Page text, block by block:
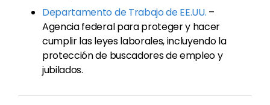
Departamento de Trabajo de EE.UU. –
Agencia federal para proteger y hacer
cumplir las leyes laborales, incluyendo la
protección de buscadores de empleo y
jubilados.